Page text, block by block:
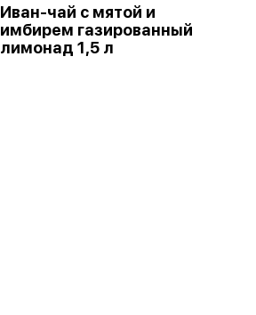
Иван-чай с мятой и
имбирем газированный
лимонад 1,5 л